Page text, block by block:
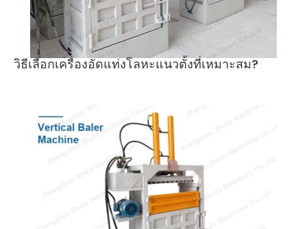
วิธีเลือกเครื่องอัดแท่งโลหะแนวตั้งที่เหมาะสม?